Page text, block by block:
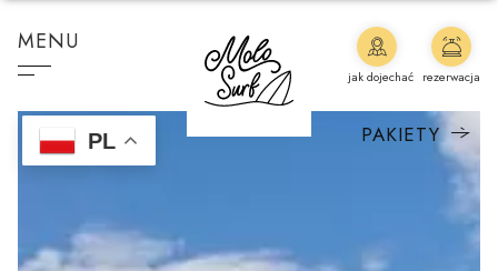
MENU
PL PAKIETY
jak dojechać rezerwacja